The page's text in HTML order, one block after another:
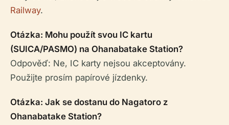
Railway.
Otázka: Mohu použít svou IC kartu
(SUICA/PASMO) na Ohanabatake Station?
Odpověď: Ne, IC karty nejsou akceptovány.
Použijte prosím papírové jízdenky.
Otázka: Jak se dostanu do Nagatoro z
Ohanabatake Station?